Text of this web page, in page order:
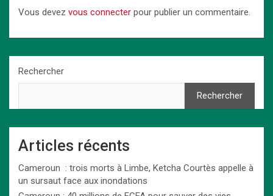
Vous devez vous connecter pour publier un commentaire.
Rechercher
Rechercher
Articles récents
Cameroun : trois morts à Limbe, Ketcha Courtès appelle à
un sursaut face aux inondations